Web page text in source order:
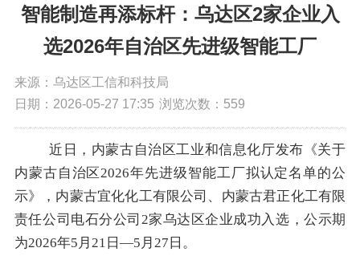
智能制造再添标杆：乌达区2家企业入
选2026年自治区先进级智能工厂
来源：乌达区工信和科技局
日期：2026-05-27 17:35 浏览次数： 559
近日，内蒙古自治区工业和信息化厅发布《关于
内蒙古自治区2026年先进级智能工厂拟认定名单的公
示》，内蒙古宜化化工有限公司、内蒙古君正化工有限
责任公司电石分公司 2家乌达区企业成功入选，公示期
为2026年5 月 21 日—5 月 27 日。